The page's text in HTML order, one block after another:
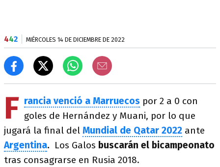
442 MIÉRCOLES 14 DE DICIEMBRE DE 2022
F rancia venció a Marruecos por 2 a 0 con
goles de Hernández y Muani, por lo que
jugará la final del Mundial de Qatar 2022 ante
Argentina. Los Galos buscarán el bicampeonato
tras consagrarse en Rusia 2018.